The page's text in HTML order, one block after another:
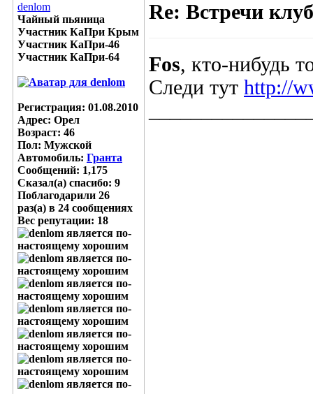
denlom
Чайный пьяница
Участник КаПри Крым
Участник КаПри-46
Участник КаПри-64
Регистрация: 01.08.2010
Адрес: Орел
Возраст: 46
Пол: Мужской
Автомобиль: Гранта
Сообщений: 1,175
Сказал(а) спасибо: 9
Поблагодарили 26
раз(а) в 24 сообщениях
Вес репутации: 18
Re: Встречи
Fos, кто-нибудь
Следи тут http://